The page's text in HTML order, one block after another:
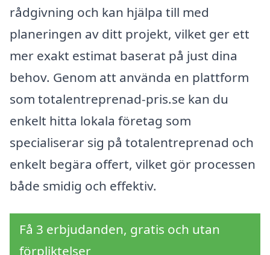
rådgivning och kan hjälpa till med
planeringen av ditt projekt, vilket ger ett
mer exakt estimat baserat på just dina
behov. Genom att använda en plattform
som totalentreprenad-pris.se kan du
enkelt hitta lokala företag som
specialiserar sig på totalentreprenad och
enkelt begära offert, vilket gör processen
både smidig och effektiv.
Få 3 erbjudanden, gratis och utan
förpliktelser